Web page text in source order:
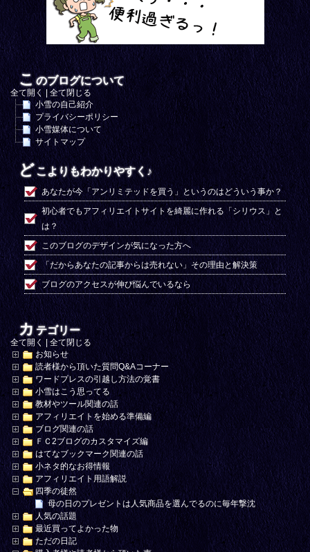
このブログについて
全て開く |全て閉じる
小雪の自己紹介
プライバシーポリシー
小雪媒体について
サイトマップ
どこよりもわかりやすく♪
あなたが今「アンリミテッドを買う」というのはどういう事か？
初心者でもアフィリエイトサイトを綺麗に作れる「シリウス」と
は？
このブログのデザインが気になった方へ
「だからあなたの記事からは売れない」その理由と解決策
ブログのアクセスが伸び悩んでいるなら
カテゴリー
全て開く|全て閉じる
お知らせ
読者様から頂いた質問Q&Aコーナー
ワードプレスの引越し方法の覚書
小雪はこう思ってる
教材やツール関連の話
アフィリエイトを始める準備編
ブログ関連の話
ＦＣ2ブログのカスタマイズ編
はてなブックマーク関連の話
小ネタ的なお得情報
アフィリエイト用語解説
四季の徒然
母の日のプレゼントは人気商品を選んでるのに毎年撃沈
人気の話題
最近買ってよかった物
ただの日記